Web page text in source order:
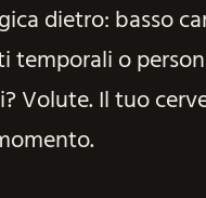
dietro: basso
temporali o
Volute. Il tuo